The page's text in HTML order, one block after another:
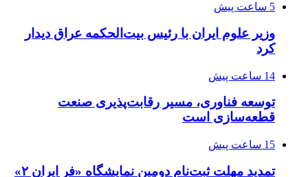
5 ساعت پیش
وزیر علوم ایران با رئیس بیت‌الحکمه عراق دیدار
کرد
14 ساعت پیش
توسعه فناوری، مسیر رقابت‌پذیری صنعت
قطعه‌سازی است
15 ساعت پیش
تمدید مهلت ثبت‌نام دومین نمایشگاه «فر ایران ۲»